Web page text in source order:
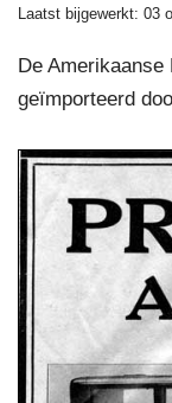
Laatst bijgewerkt: 03
De Amerikaanse
geïmporteerd